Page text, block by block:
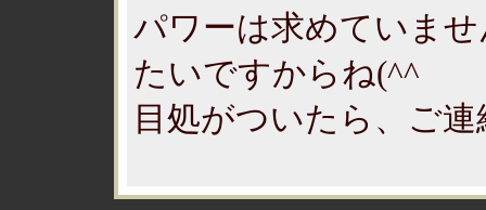
パワーは求めていま
たいですからね(^^ゞ
目処がついたら、ご